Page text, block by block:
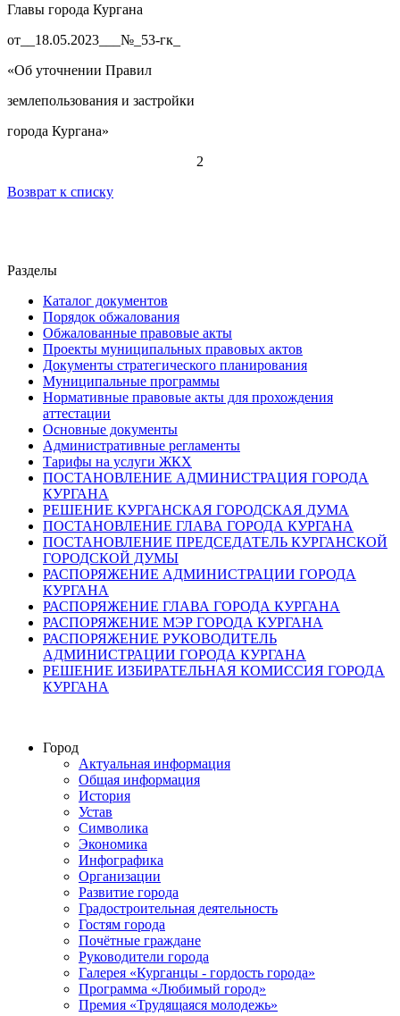
Главы города Кургана
от__18.05.2023___№_53-гк_
«Об уточнении Правил
землепользования и застройки
города Кургана»
2
Возврат к списку
Разделы
Каталог документов
Порядок обжалования
Обжалованные правовые акты
Проекты муниципальных правовых актов
Документы стратегического планирования
Муниципальные программы
Нормативные правовые акты для прохождения
аттестации
Основные документы
Административные регламенты
Тарифы на услуги ЖКХ
ПОСТАНОВЛЕНИЕ АДМИНИСТРАЦИЯ ГОРОДА
КУРГАНА
РЕШЕНИЕ КУРГАНСКАЯ ГОРОДСКАЯ ДУМА
ПОСТАНОВЛЕНИЕ ГЛАВА ГОРОДА КУРГАНА
ПОСТАНОВЛЕНИЕ ПРЕДСЕДАТЕЛЬ КУРГАНСКОЙ
ГОРОДСКОЙ ДУМЫ
РАСПОРЯЖЕНИЕ АДМИНИСТРАЦИИ ГОРОДА
КУРГАНА
РАСПОРЯЖЕНИЕ ГЛАВА ГОРОДА КУРГАНА
РАСПОРЯЖЕНИЕ МЭР ГОРОДА КУРГАНА
РАСПОРЯЖЕНИЕ РУКОВОДИТЕЛЬ
АДМИНИСТРАЦИИ ГОРОДА КУРГАНА
РЕШЕНИЕ ИЗБИРАТЕЛЬНАЯ КОМИССИЯ ГОРОДА
КУРГАНА
Город
Актуальная информация
Общая информация
История
Устав
Символика
Экономика
Инфографика
Организации
Развитие города
Градостроительная деятельность
Гостям города
Почётные граждане
Руководители города
Галерея «Курганцы - гордость города»
Программа «Любимый город»
Премия «Трудящаяся молодежь»